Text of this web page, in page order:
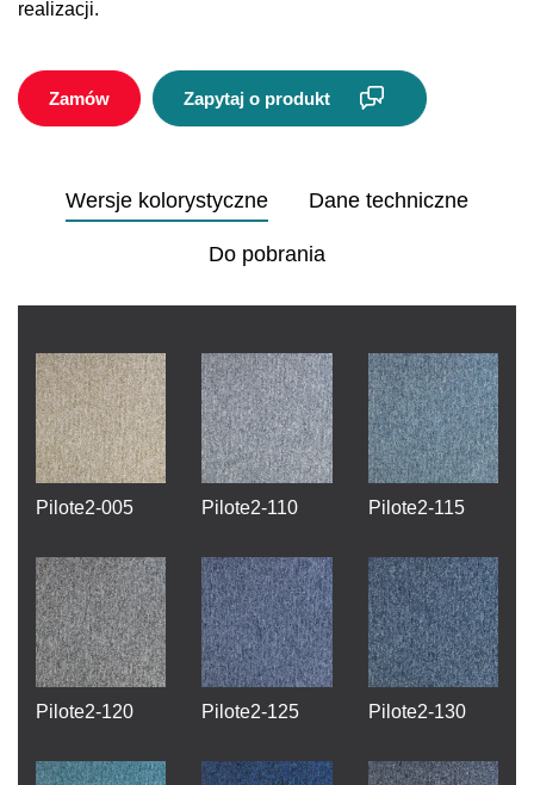
realizacji.
Zamów Zapytaj o produkt
Wersje kolorystyczne Dane techniczne
Do pobrania
Pilote2-005 Pilote2-110 Pilote2-115
Pilote2-120 Pilote2-125 Pilote2-130